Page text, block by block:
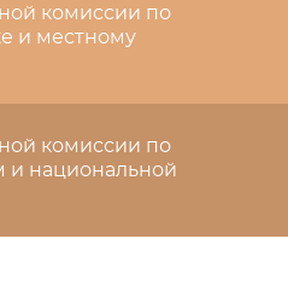
комиссии по
и местному
комиссии по
национальной